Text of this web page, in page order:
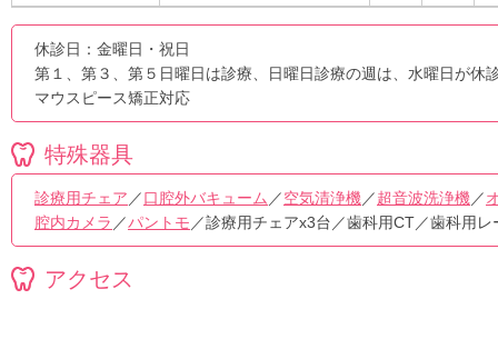
休診日：金曜日・祝日
第１、第３、第５日曜日は診療、日曜日診療の週は、水曜日が休
マウスピース矯正対応
特殊器具
診療用チェア ／口腔外バキューム ／空気清浄機 ／超音波洗浄機 ／
腔内カメラ ／パントモ ／診療用チェアx3台／歯科用CT／歯科用
アクセス